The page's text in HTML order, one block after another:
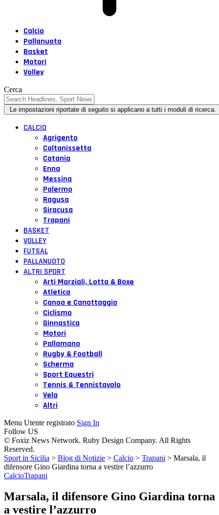
Calcio
Pallanuoto
Basket
Motori
Volley
Cerca
CALCIO
Agrigento
Caltanissetta
Catania
Enna
Messina
Palermo
Ragusa
Siracusa
Trapani
BASKET
VOLLEY
FUTSAL
PALLANUOTO
ALTRI SPORT
Arti Marziali, Lotta & Boxe
Atletica
Canoa e Canottaggio
Ciclismo
Ginnastica
Motori
Pallamano
Rugby & Football
Scherma
Sport Equestri
Tennis & Tennistavolo
Vela
Altri
Menu Utente registrato Sign In
Follow US
© Foxiz News Network. Ruby Design Company. All Rights
Reserved.
Sport in Sicilia > Blog di Notizie > Calcio > Trapani > Marsala, il
difensore Gino Giardina torna a vestire l’azzurro
CalcioTrapani
Marsala, il difensore Gino Giardina torna
a vestire l’azzurro